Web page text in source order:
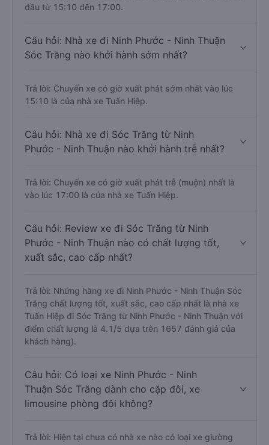
đầu từ 15:10 đến 17:00.
Câu hỏi: Nhà xe đi Ninh Phước - Ninh Thuận
Sóc Trăng nào khởi hành sớm nhất?
Trả lời: Chuyến xe có giờ xuất phát sớm nhất vào lúc
15:10 là của nhà xe Tuấn Hiệp.
Câu hỏi: Nhà xe đi Sóc Trăng từ Ninh
Phước - Ninh Thuận nào khởi hành trễ nhất?
Trả lời: Chuyến xe có giờ xuất phát trễ (muộn) nhất là
vào lúc 17:00 là của nhà xe Tuấn Hiệp.
Câu hỏi: Review xe đi Sóc Trăng từ Ninh
Phước - Ninh Thuận nào có chất lượng tốt,
xuất sắc, cao cấp nhất?
Trả lời: Những hãng xe đi Ninh Phước - Ninh Thuận Sóc
Trăng chất lượng tốt, xuất sắc, cao cấp nhất là nhà xe
Tuấn Hiệp đi Sóc Trăng từ Ninh Phước - Ninh Thuận với
điểm chất lượng là 4.1/5 dựa trên 1657 đánh giá của
khách hàng).
Câu hỏi: Có loại xe Ninh Phước - Ninh
Thuận Sóc Trăng dành cho cặp đôi, xe
limousine phòng đôi không?
Trả lời: Hiện tại chưa có nhà xe nào có loại xe giường